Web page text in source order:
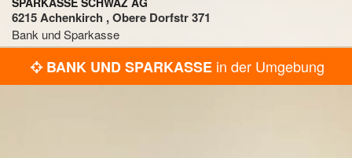
6215 Achenkirch , Obere Dorfstr 371
Bank und Sparkasse
BANK UND SPARKASSE in der Umgebung